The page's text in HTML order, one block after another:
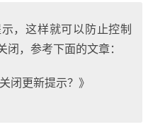
，这样就可以防止控制
，参考下面的文章：
闭更新提示？》